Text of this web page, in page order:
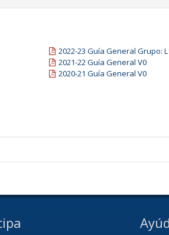
2022-23 Guía General Grupo:
2021-22 Guía General V0
2020-21 Guía General V0